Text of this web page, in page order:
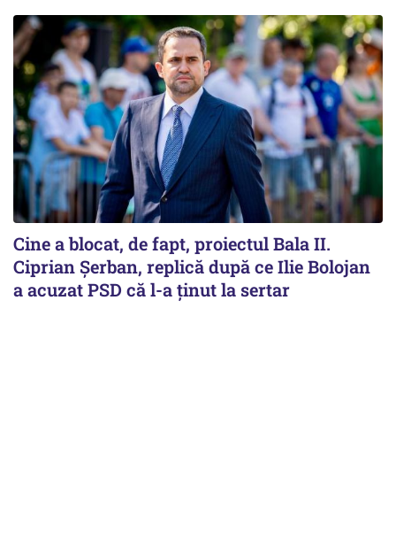
Cine a blocat, de fapt, proiectul Bala II.
Ciprian Șerban, replică după ce Ilie Bolojan
a acuzat PSD că l-a ținut la sertar